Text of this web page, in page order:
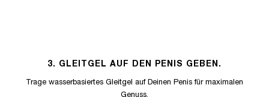
3. GLEITGEL AUF DEN PENIS GEBEN.
Trage wasserbasiertes Gleitgel auf Deinen Penis für maximalen
Genuss.